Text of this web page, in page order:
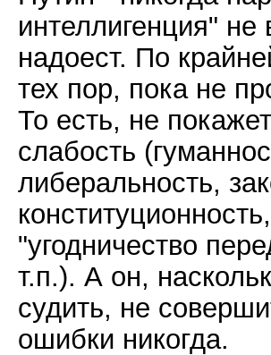
интеллигенция" не
надоест. По
тех пор, пока не
То есть, не
слабость
либеральность,
конституционность,
"угодничество
т.п.). А он,
судить, не
ошибки никогда.